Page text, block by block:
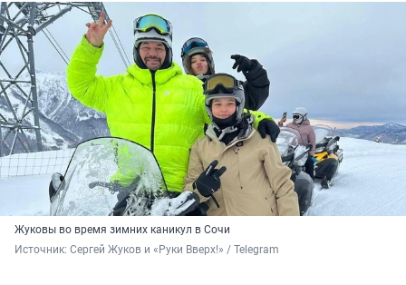
Жуковы во время зимних каникул в Сочи
Источник: Сергей Жуков и «Руки Вверх!» / Telegram